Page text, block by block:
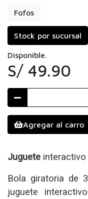
Fofos
Stock por sucursal
Disponible.
S/ 49.90
Agregar al carro
Juguete
Bola giratoria de
juguete